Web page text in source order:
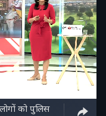
को पुलिस